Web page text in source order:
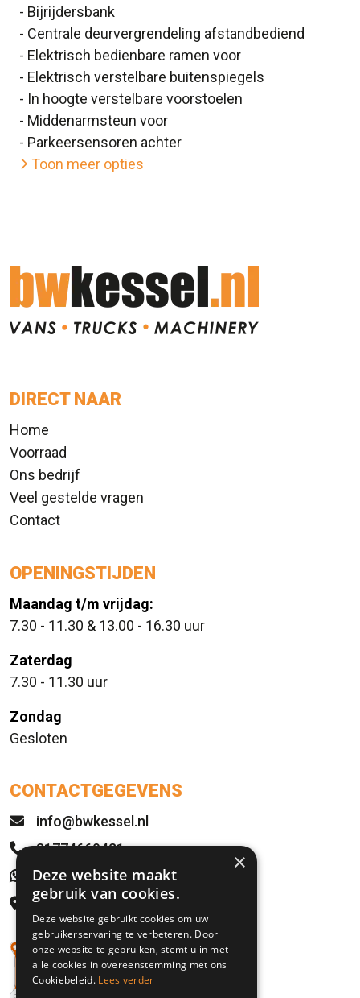
- Bijrijdersbank
- Centrale deurvergrendeling afstandbediend
- Elektrisch bedienbare ramen voor
- Elektrisch verstelbare buitenspiegels
- In hoogte verstelbare voorstoelen
- Middenarmsteun voor
- Parkeersensoren achter
Toon meer opties
DIRECT NAAR
Home
Voorraad
Ons bedrijf
Veel gestelde vragen
Contact
OPENINGSTIJDEN
Maandag t/m vrijdag:
7.30 - 11.30 & 13.00 - 16.30 uur
Zaterdag
7.30 - 11.30 uur
Zondag
Gesloten
CONTACTGEGEVENS
info@bwkessel.nl
31774669421
WhatsApp
Rijksweg 21
5995 NS Kessel, NL
×
Deze website maakt
gebruik van cookies.
Deze website gebruikt cookies om uw
gebruikerservaring te verbeteren. Door
onze website te gebruiken, stemt u in met
alle cookies in overeenstemming met ons
Cookiebeleid. Lees verder